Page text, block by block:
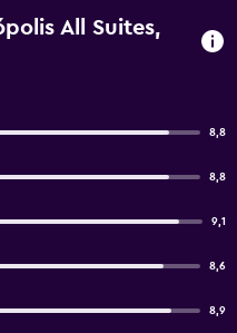
All Suites,
8,8
8,8
9,1
8,6
8,9